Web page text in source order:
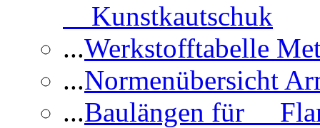
Kunstkautschuk
...Werkstofftabelle
...Normenübersicht
...Baulängen für